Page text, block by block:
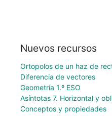
Nuevos recursos
Ortopolos de un haz de
Diferencia de vectores
Geometría 1.º ESO
Asíntotas 7. Horizontal y
Conceptos y propiedades